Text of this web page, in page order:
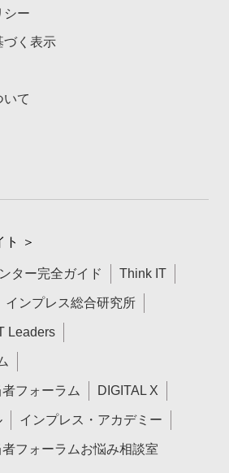
シー
づく表示
いて
ト ＞
ター完全ガイド Think IT
インプレス総合研究所
Leaders
フォーラム DIGITAL X
インプレス・アカデミー
フォーラムお悩み相談室